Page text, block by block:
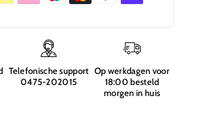
Telefonische support
0475-202015
Op werkdagen voor
18:00 besteld
morgen in huis